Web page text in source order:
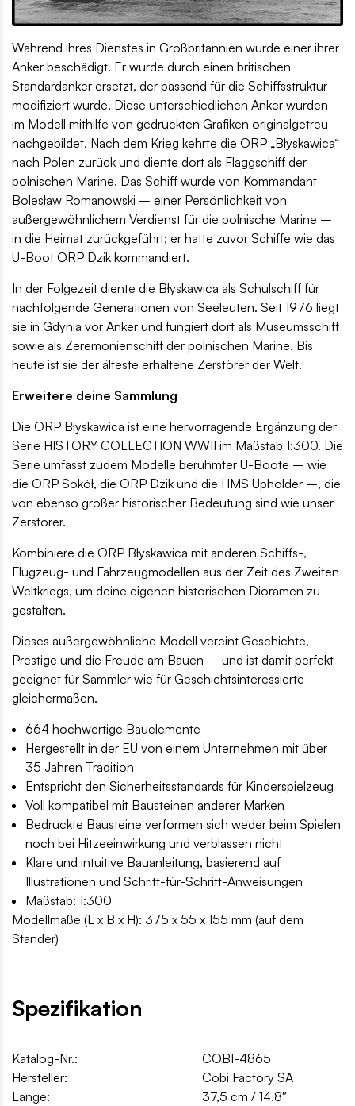
Während ihres Dienstes in Großbritannien wurde einer ihrer
Anker beschädigt. Er wurde durch einen britischen
Standardanker ersetzt, der passend für die Schiffsstruktur
modifiziert wurde. Diese unterschiedlichen Anker wurden
im Modell mithilfe von gedruckten Grafiken originalgetreu
nachgebildet. Nach dem Krieg kehrte die ORP „Błyskawica“
nach Polen zurück und diente dort als Flaggschiff der
polnischen Marine. Das Schiff wurde von Kommandant
Bolesław Romanowski – einer Persönlichkeit von
außergewöhnlichem Verdienst für die polnische Marine –
in die Heimat zurückgeführt; er hatte zuvor Schiffe wie das
U-Boot ORP Dzik kommandiert.
In der Folgezeit diente die Błyskawica als Schulschiff für
nachfolgende Generationen von Seeleuten. Seit 1976 liegt
sie in Gdynia vor Anker und fungiert dort als Museumsschiff
sowie als Zeremonienschiff der polnischen Marine. Bis
heute ist sie der älteste erhaltene Zerstörer der Welt.
Erweitere deine Sammlung
Die ORP Błyskawica ist eine hervorragende Ergänzung der
Serie HISTORY COLLECTION WWII im Maßstab 1:300. Die
Serie umfasst zudem Modelle berühmter U-Boote – wie
die ORP Sokół, die ORP Dzik und die HMS Upholder –, die
von ebenso großer historischer Bedeutung sind wie unser
Zerstörer.
Kombiniere die ORP Błyskawica mit anderen Schiffs-,
Flugzeug- und Fahrzeugmodellen aus der Zeit des Zweiten
Weltkriegs, um deine eigenen historischen Dioramen zu
gestalten.
Dieses außergewöhnliche Modell vereint Geschichte,
Prestige und die Freude am Bauen – und ist damit perfekt
geeignet für Sammler wie für Geschichtsinteressierte
gleichermaßen.
664 hochwertige Bauelemente
Hergestellt in der EU von einem Unternehmen mit über
35 Jahren Tradition
Entspricht den Sicherheitsstandards für Kinderspielzeug
Voll kompatibel mit Bausteinen anderer Marken
Bedruckte Bausteine verformen sich weder beim Spielen
noch bei Hitzeeinwirkung und verblassen nicht
Klare und intuitive Bauanleitung, basierend auf
Illustrationen und Schritt-für-Schritt-Anweisungen
Maßstab: 1:300
Modellmaße (L x B x H): 375 x 55 x 155 mm (auf dem
Ständer)
Spezifikation
Katalog-Nr.:
COBI-4865
Hersteller:
Cobi Factory SA
Länge:
37,5 cm / 14.8″